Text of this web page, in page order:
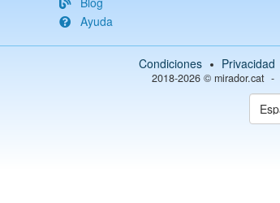
Ayuda
Condiciones Privacidad
2018-2026 © mirador.cat
Select
your